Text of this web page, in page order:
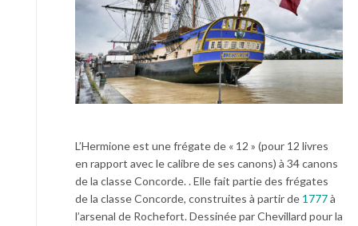
L’Hermione est une frégate de « 12 » (pour 12 livres
en rapport avec le calibre de ses canons) à 34 canons
de la classe Concorde. . Elle fait partie des frégates
de la classe Concorde, construites à partir de 1777à
l’arsenal de Rochefort. Dessinée par Chevillard pour la